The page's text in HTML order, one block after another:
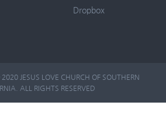
Dropbox
JESUS LOVE CHURCH OF SOUTHERN
ALL RIGHTS RESERVED